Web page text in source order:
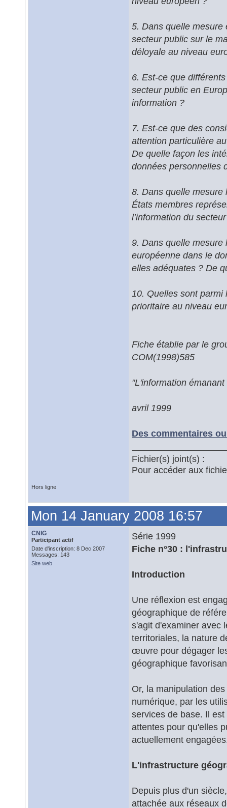
5. Dans quelle mesure
secteur public sur le
déloyale au niveau
6. Est-ce que
secteur public en
information ?
7. Est-ce que des
attention particulière
De quelle façon les
données personnelles
8. Dans quelle mesure
États membres
l’information du
9. Dans quelle mesure
européenne dans le
elles adéquates ? De
10. Quelles sont
prioritaire au niveau
Fiche établie par le
COM(1998)585
"L'information
avril 1999
Des commentaires
Fichier(s) joint(s) :
Pour accéder aux
Hors ligne
Mon 14 January 2008 16:57
CNIG
Participant actif
Date d'inscription: 8 Dec 2007
Messages: 143
Site web
Série 1999
Fiche n°30 :
Introduction
Une réflexion est
géographique de
s'agit d'examiner avec
territoriales, la nature
œuvre pour dégager
géographique
Or, la manipulation
numérique, par les
services de base. Il
attentes pour qu'elles
actuellement
L'infrastructure
Depuis plus d'un
attachée aux réseaux